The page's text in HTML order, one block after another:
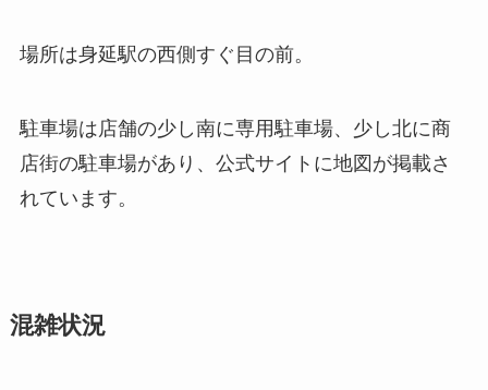
場所は身延駅の西側すぐ目の前。
駐車場は店舗の少し南に専用駐車場、少し北に商
店街の駐車場があり、公式サイトに地図が掲載さ
れています。
混雑状況